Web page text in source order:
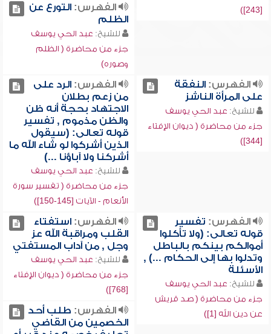
[243])
الفهرس:التورع عن
الظلم
للشيخ: عبد الحي يوسف
جزء من محاضرة ( الظلم
وصوره)
الفهرس:النفقة
على المرأة الناشز
للشيخ: عبد الحي يوسف
جزء من محاضرة ( ديوان الإفتاء
[344])
الفهرس:الرد على
من زعم بطلان
الاجتهاد بحجة أنه ظن
والظن مذموم , تفسير
قوله تعالى: (سيقول
الذين أشركوا لو شاء الله ما
أشركنا ولا آباؤنا ...)
للشيخ: عبد الحي يوسف
جزء من محاضرة ( تفسير سورة
الأنعام - الآيات [145-150])
الفهرس: تفسير
قوله تعالى: (ولا تأكلوا
أموالكم بينكم بالباطل
وتدلوا بها إلى الحكام ...) ,
الأسئلة
للشيخ: عبد الحي يوسف
جزء من محاضرة ( صد قريش
عن دين الله [1])
الفهرس:استفتاء
القلب ومراقبة الله عز
وجل , من آداب المستفتي
للشيخ: عبد الحي يوسف
جزء من محاضرة ( ديوان الإفتاء
[768])
الفهرس: طلب أحد
الخصمين من القاضي